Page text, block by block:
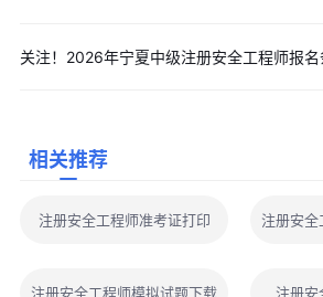
关注！2026年宁夏中级注册安全工程师报
相关推荐
注册安全工程师准考证打印 注册安
注册安全工程师模拟试题下载 注册安